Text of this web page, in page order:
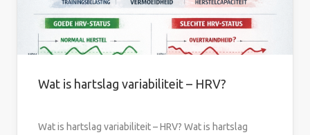
Wat is hartslag variabiliteit – HRV?
Wat is hartslag variabiliteit – HRV? Wat is hartslag